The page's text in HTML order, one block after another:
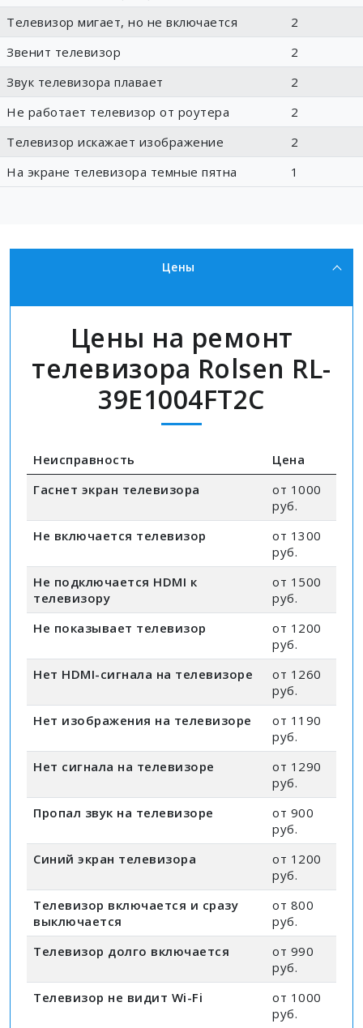
Телевизор мигает, но не включается
2
Звенит телевизор
2
Звук телевизора плавает
2
Не работает телевизор от роутера
2
Телевизор искажает изображение
2
На экране телевизора темные пятна
1
Цены
Цены на ремонт
телевизора Rolsen RL-
39E1004FT2C
Неисправность
Цена
Гаснет экран телевизора
от 1000
руб.
Не включается телевизор
от 1300
руб.
Не подключается HDMI к
телевизору
от 1500
руб.
Не показывает телевизор
от 1200
руб.
Нет HDMI-сигнала на телевизоре
от 1260
руб.
Нет изображения на телевизоре
от 1190
руб.
Нет сигнала на телевизоре
от 1290
руб.
Пропал звук на телевизоре
от 900
руб.
Синий экран телевизора
от 1200
руб.
Телевизор включается и сразу
выключается
от 800
руб.
Телевизор долго включается
от 990
руб.
Телевизор не видит Wi-Fi
от 1000
руб.